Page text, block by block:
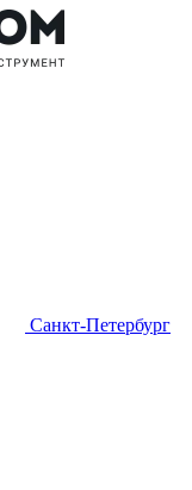
Санкт-Петербург